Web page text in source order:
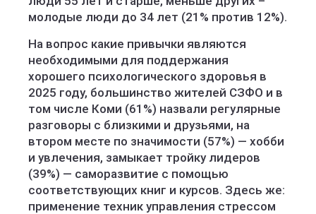
молодые люди до 34 лет (21% против 12%).
На вопрос какие привычки являются
необходимыми для поддержания
хорошего психологического здоровья в
2025 году, большинство жителей СЗФО и в
том числе Коми (61%) назвали регулярные
разговоры с близкими и друзьями, на
втором месте по значимости (57%) — хобби
и увлечения, замыкает тройку лидеров
(39%) — саморазвитие с помощью
соответствующих книг и курсов. Здесь же:
применение техник управления стрессом